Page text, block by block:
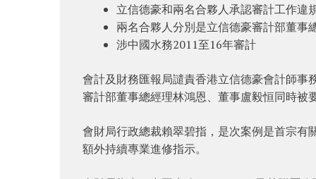
立信德豪和兩名合夥人承認審計工作違
兩名合夥人分別是立信德豪審計部董事
涉中國水務2011至16年審計
會計及財務匯報局譴責香港立信德豪會計師事
審計部董事總經理林鴻恩、董事盧毅恒同時被
會財局行政總裁賴翠碧指，是次案例是首宗有
額外持續專業進修指示。